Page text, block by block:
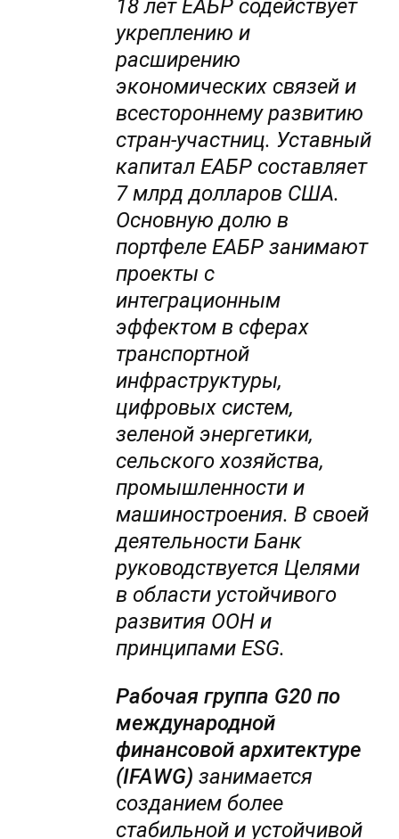
18 лет ЕАБР содействует
укреплению и
расширению
экономических связей и
всестороннему развитию
стран-участниц. Уставный
капитал ЕАБР составляет
7 млрд долларов США.
Основную долю в
портфеле ЕАБР занимают
проекты с
интеграционным
эффектом в сферах
транспортной
инфраструктуры,
цифровых систем,
зеленой энергетики,
сельского хозяйства,
промышленности и
машиностроения. В своей
деятельности Банк
руководствуется Целями
в области устойчивого
развития ООН и
принципами ESG.
Рабочая группа G20 по
международной
финансовой архитектуре
(IFAWG) занимается
созданием более
стабильной и устойчивой